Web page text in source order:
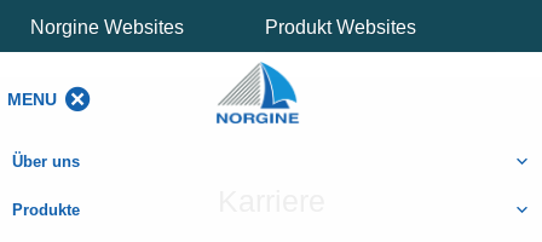
Norgine Websites Produkt Websites
MENU
Über uns
Produkte